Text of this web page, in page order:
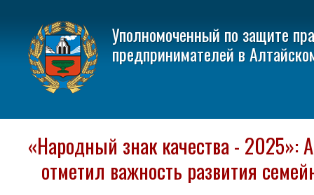
Уполномоченный по защите
предпринимателей в
«Народный знак качества - 2025»:
отметил важность развития